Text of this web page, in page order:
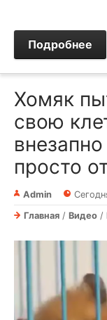
Подробнее
Хомяк
свою
просто
Admin
Главная / Видео /